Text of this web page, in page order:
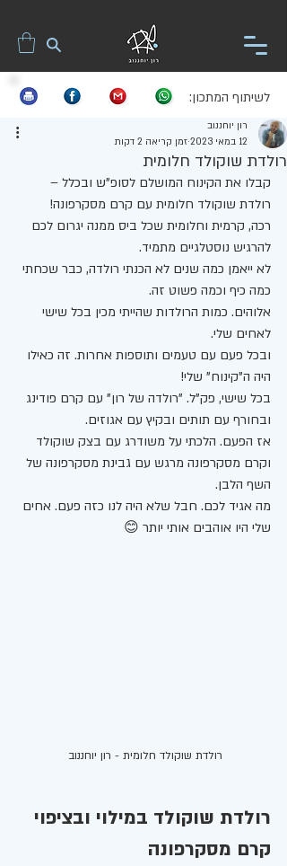
לשיתוף המתכון:
רולדת שוקולד חלומית
רון יוחננוב
12 במאי 2023
זמן קריאה 2 דקות
קבלו את הקינוח המושלם לסופ"ש ובכלל –
רולדת שוקולד חלומית עם קרם מסקרפונה!
רכה, קרמית וחלומית שכל ביס ממנה יגרום לכם
להרגיש נוסטלגיים מתמיד.
לא ייאמן כמה שנים לא הכנתי רולדה, כבר שכחתי
כמה כיף וכמה פשוט זה.
אלוהים. כמות הרולדות שהייתי מכין בכל שישי
לאחים שלי.
ובכל פעם עם טעמים ותוספות אחרות. זה כאילו
היה ה"קינוח" שלי!
בכל שישי, פק"ל. "רולדה של רון" עם קרם פודינג
ובחורף עם תותים ובקיץ עם אגוזים.
אז הפעם. הלכתי על משודרג עם בצק שוקולד
וקרם מסקרפונה מרגש עם גבינת מסקרפונה של
השף הלבן.
מה אגיד לכם. חבל שלא היה לנו כזה פעם. אחים
שלי היו אוהבים אותי יותר 😊
רולדת שוקולד חלומית - רון יוחננוב
רולדת שוקולד במילוי ובציפוי
קרם מסקרפונה